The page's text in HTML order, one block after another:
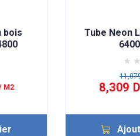
bois
M2
Tube Neon
8,309